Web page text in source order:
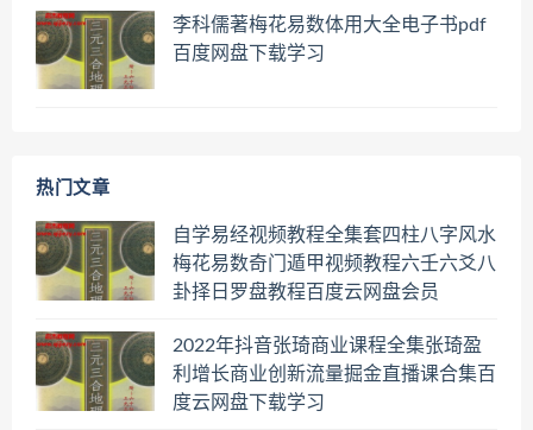
李科儒著梅花易数体用大全电子书pdf
百度网盘下载学习
热门文章
自学易经视频教程全集套四柱八字风水
梅花易数奇门遁甲视频教程六壬六爻八
卦择日罗盘教程百度云网盘会员
2022年抖音张琦商业课程全集张琦盈
利增长商业创新流量掘金直播课合集百
度云网盘下载学习